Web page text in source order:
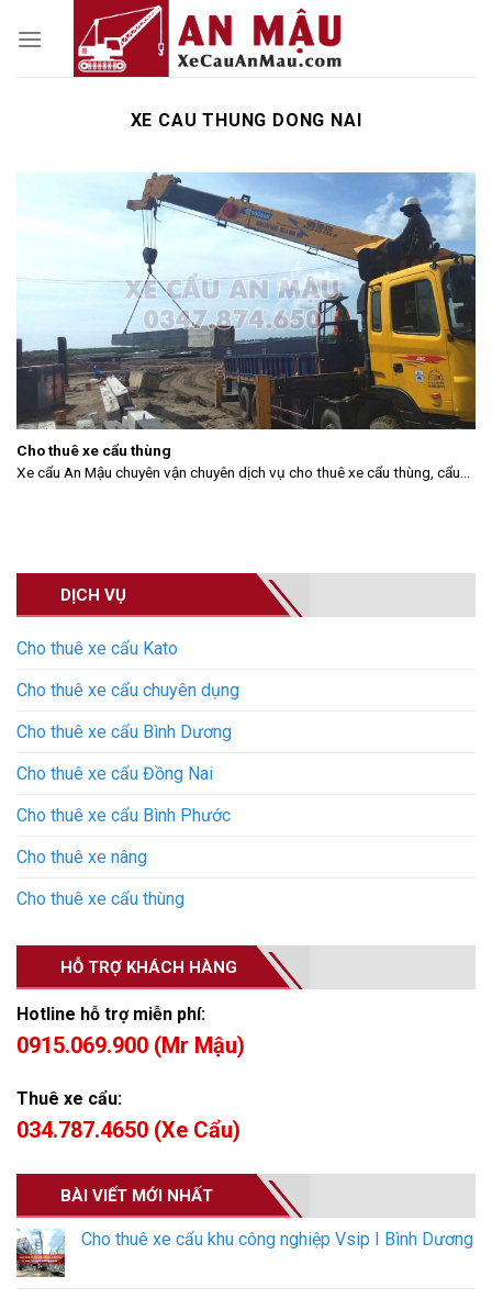
XE CAU THUNG DONG NAI
DỊCH VỤ
Cho thuê xe cẩu Kato
Cho thuê xe cẩu chuyên dụng
Cho thuê xe cẩu Bình Dương
Cho thuê xe cẩu Đồng Nai
Cho thuê xe cẩu Bình Phước
Cho thuê xe nâng
Cho thuê xe cẩu thùng
HỖ TRỢ KHÁCH HÀNG
Hotline hỗ trợ miễn phí:
0915.069.900 (Mr Mậu)
Thuê xe cẩu:
034.787.4650 (Xe Cẩu)
BÀI VIẾT MỚI NHẤT
Cho thuê xe cẩu khu công nghiệp Vsip I Bình Dương
Cho thuê xe cẩu thùng
Xe cẩu An Mậu chuyên vận chuyên dịch vụ cho thuê xe cẩu thùng, cẩu...